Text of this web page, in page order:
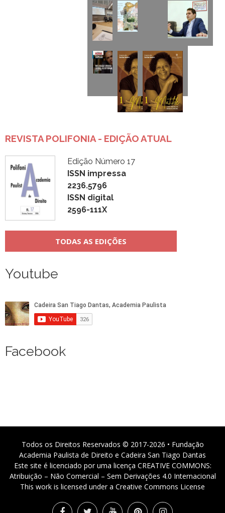
REVISTA POLIFONIA - EDIÇÃO ATUAL
Edição Número 17
ISSN impressa
2236.5796
ISSN digital
2596-111X
TODAS AS EDIÇÕES
Youtube
Facebook
Todos os Direitos Reservados © 2017-2026 • Fundação
Academia Paulista de Direito e Cadeira San Tiago Dantas
Este site é licenciado por uma licença CREATIVE COMMONS:
Atribuição – Não Comercial – Sem Derivações 4.0 Internacional
This work is licensed under a Creative Commons License